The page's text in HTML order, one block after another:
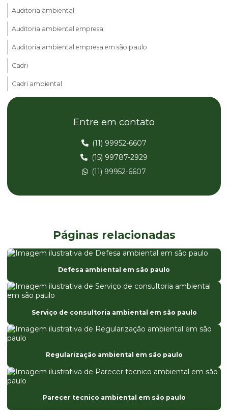
Auditoria ambiental
Auditoria ambiental empresa
Auditoria ambiental empresa em são paulo
Cadri
Cadri ambiental
Cadri ambiental em são paulo
Cadri certificado em são paulo
Cadri valor
Cetesb plano de logistica reversa
Compensação ambiental
Compensação ambiental loteamento
Compensação ambiental por supressão de vegetação
Consultoria ambiental em são paulo
Consultoria ambiental online
Consultoria ambiental preço
Consultoria ambiental são paulo
Entre em contato
(11) 99952-6607
(15) 99787-2929
(11) 99952-6607
Páginas relacionadas
Defesa ambiental em são paulo
Serviço de consultoria ambiental em são paulo
Regularização ambiental em são paulo
Parecer tecnico ambiental em são paulo